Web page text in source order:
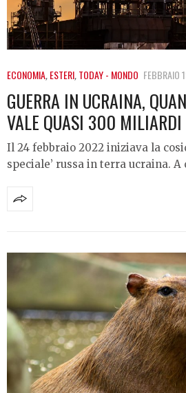
ECONOMIA,ESTERI,TODAY - MONDO FEBBRAIO
GUERRA IN UCRAINA,
VALE QUASI 300 MILIARDI
Il 24 febbraio 2022 iniziava la
speciale’ russa in terra ucraina. A